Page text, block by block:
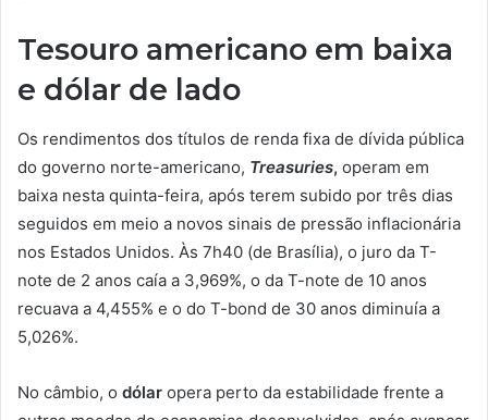
Tesouro americano em baixa
e dólar de lado
Os rendimentos dos títulos de renda fixa de dívida pública
do governo norte-americano, Treasuries, operam em
baixa nesta quinta-feira, após terem subido por três dias
seguidos em meio a novos sinais de pressão inflacionária
nos Estados Unidos. Às 7h40 (de Brasília), o juro da T-
note de 2 anos caía a 3,969%, o da T-note de 10 anos
recuava a 4,455% e o do T-bond de 30 anos diminuía a
5,026%.
No câmbio, o dólar opera perto da estabilidade frente a